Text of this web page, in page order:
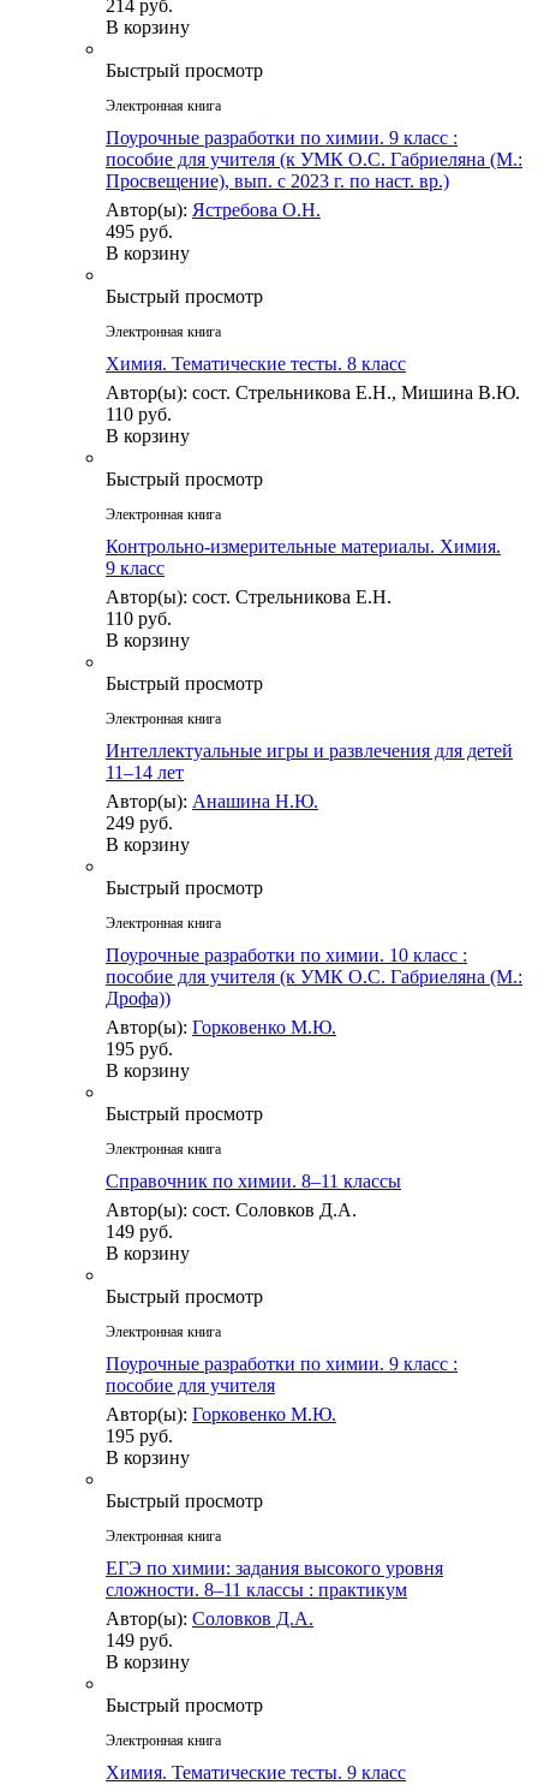
214 руб.
В корзину
Быстрый просмотр
Электронная книга
Поурочные разработки по химии. 9 класс :
пособие для учителя (к УМК О.С. Габриеляна (М.:
Просвещение), вып. с 2023 г. по наст. вр.)
Автор(ы): Ястребова О.Н.
495 руб.
В корзину
Быстрый просмотр
Электронная книга
Химия. Тематические тесты. 8 класс
Автор(ы): сост. Стрельникова Е.Н., Мишина В.Ю.
110 руб.
В корзину
Быстрый просмотр
Электронная книга
Контрольно-измерительные материалы. Химия.
9 класс
Автор(ы): сост. Стрельникова Е.Н.
110 руб.
В корзину
Быстрый просмотр
Электронная книга
Интеллектуальные игры и развлечения для детей
11–14 лет
Автор(ы): Анашина Н.Ю.
249 руб.
В корзину
Быстрый просмотр
Электронная книга
Поурочные разработки по химии. 10 класс :
пособие для учителя (к УМК О.С. Габриеляна (М.:
Дрофа))
Автор(ы): Горковенко М.Ю.
195 руб.
В корзину
Быстрый просмотр
Электронная книга
Справочник по химии. 8–11 классы
Автор(ы): сост. Соловков Д.А.
149 руб.
В корзину
Быстрый просмотр
Электронная книга
Поурочные разработки по химии. 9 класс :
пособие для учителя
Автор(ы): Горковенко М.Ю.
195 руб.
В корзину
Быстрый просмотр
Электронная книга
ЕГЭ по химии: задания высокого уровня
сложности. 8–11 классы : практикум
Автор(ы): Соловков Д.А.
149 руб.
В корзину
Быстрый просмотр
Электронная книга
Химия. Тематические тесты. 9 класс